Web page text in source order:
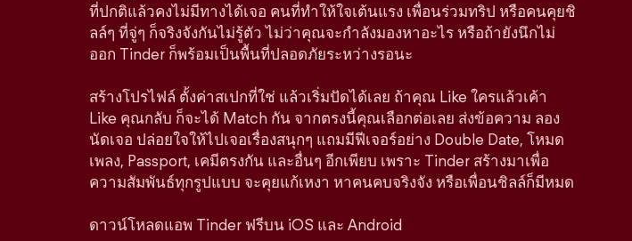
ที่ปกติแล้วคงไม่มีทางได้เจอ คนที่ทำให้ใจเต้นแรง เพื่อนร่วมทริป หรือคนคุยชิ
ลล์ๆ ที่จู่ๆ ก็จริงจังกันไม่รู้ตัว ไม่ว่าคุณจะกำลังมองหาอะไร หรือถ้ายังนึกไม่
ออก Tinder ก็พร้อมเป็นพื้นที่ปลอดภัยระหว่างรอนะ
สร้างโปรไฟล์ ตั้งค่าสเปกที่ใช่ แล้วเริ่มปัดได้เลย ถ้าคุณ Like ใครแล้วเค้า
Like คุณกลับ ก็จะได้ Match กัน จากตรงนี้คุณเลือกต่อเลย ส่งข้อความ ลอง
นัดเจอ ปล่อยใจให้ไปเจอเรื่องสนุกๆ แถมมีฟีเจอร์อย่าง Double Date, โหมด
เพลง, Passport, เคมีตรงกัน และอื่นๆ อีกเพียบ เพราะ Tinder สร้างมาเพื่อ
ความสัมพันธ์ทุกรูปแบบ จะคุยแก้เหงา หาคนคบจริงจัง หรือเพื่อนชิลล์ก็มีหมด
ดาวน์โหลดแอพ Tinder ฟรีบน iOS และ Android